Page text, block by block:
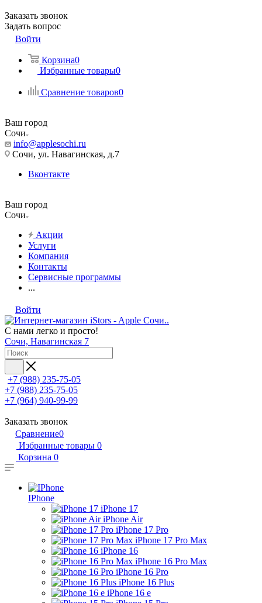
Заказать звонок
Задать вопрос
Войти
Корзина0
Избранные товары0
Сравнение товаров0
Ваш город
Сочи
info@applesochi.ru
Сочи, ул. Навагинская, д.7
Вконтакте
Ваш город
Сочи
Акции
Услуги
Компания
Контакты
Сервисные программы
...
Войти
С нами легко и просто!
Сочи, Навагинская 7
+7 (988) 235-75-05
+7 (988) 235-75-05
+7 (964) 940-99-99
Заказать звонок
Сравнение0
Избранные товары 0
Корзина 0
IPhone
iPhone 17
iPhone Air
iPhone 17 Pro
iPhone 17 Pro Max
iPhone 16
iPhone 16 Pro Max
iPhone 16 Pro
iPhone 16 Plus
iPhone 16 e